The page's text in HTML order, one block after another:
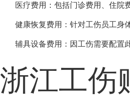
医疗费用：包括门诊费用、住院
健康恢复费用：针对工伤员工身
辅具设备费用：因工伤需要配置
浙江工伤